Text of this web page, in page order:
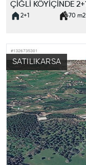
2+1 70 m2
SATILIKARSA